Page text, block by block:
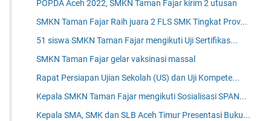
POPDA Aceh 2022, SMKN Taman Fajar kirim 2 utusan
SMKN Taman Fajar Raih juara 2 FLS SMK Tingkat Prov...
51 siswa SMKN Taman Fajar mengikuti Uji Sertifikas...
SMKN Taman Fajar gelar vaksinasi massal
Rapat Persiapan Ujian Sekolah (US) dan Uji Kompete...
Kepala SMKN Taman Fajar mengikuti Sosialisasi SPAN...
Kepala SMA, SMK dan SLB Aceh Timur Presentasi Buku...